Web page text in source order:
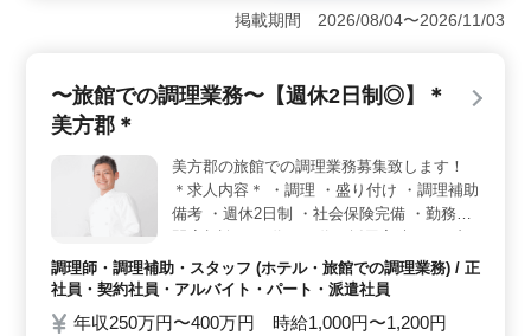
2〜3日からの柔軟な勤務が可能で長期勤務も歓迎。女性
や50代、60代の方が多数活躍中でアットホームな雰囲気
助から清掃、買い物、散歩の同行まで利用者の生活全般
をサポートです。経験や資格を活かし、地域の方々と密
す。 ＜給与＆福利厚生＞ 年収200万円〜400万円、
時給1,000円〜1,800円という魅力的な給与水準です。交
通費支給や社会保険完備、長期勤務可能など安心して働
ける待遇が揃っています。経験を活かして新たなステー
ジで活躍しませんか。
掲載期間 2026/08/04〜2026/11/03
〜旅館での調理業務〜【週休2日制◎】＊
美方郡＊
美方郡の旅館での調理業務募集致します！
＊求人内容＊ ・調理 ・盛り付け ・調理補助
備考 ・週休2日制 ・社会保険完備 ・勤務時
ンクのある方もご応募可能！ まずお気軽に
お問い合わせください◎
調理師・調理補助・スタッフ (ホテル・旅館での調理業務) / 正
社員・契約社員・アルバイト・パート・派遣社員
年収250万円〜400万円 時給1,000円〜1,200円